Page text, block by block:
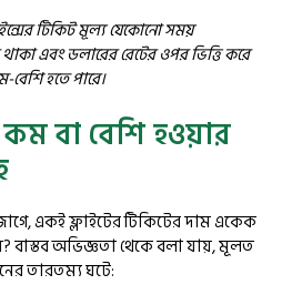
টিকিট মূল্য যেকোনো সময়
এবং ডলারের রেটের ওপর ভিত্তি করে
হতে পারে।
বা বেশি হওয়ার
জাগে, একই ফ্লাইটের টিকিটের দাম একেক
অভিজ্ঞতা থেকে বলা যায়, মূলত
তারতম্য ঘটে: